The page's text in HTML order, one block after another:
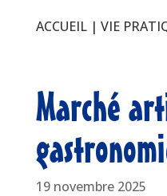
ACCUEIL| VIE
Marché
19 novembre 2025